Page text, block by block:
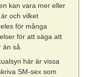
kan vara mer eller
och vilket
för många
för att säga att
än så.
här är vissa
SM-sex som